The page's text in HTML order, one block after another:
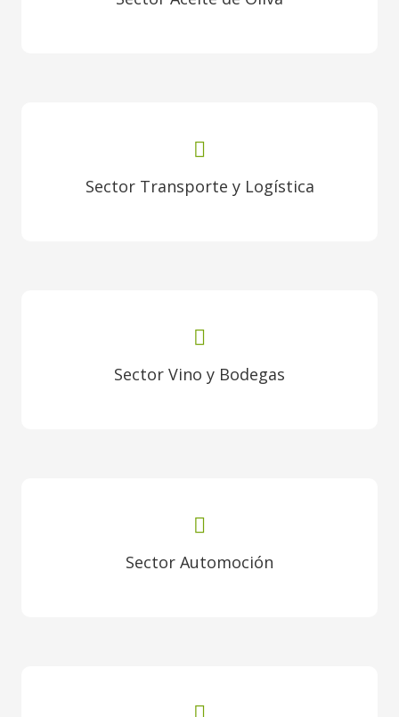
Sector Transporte y Logística
Sector Vino y Bodegas
Sector Automoción